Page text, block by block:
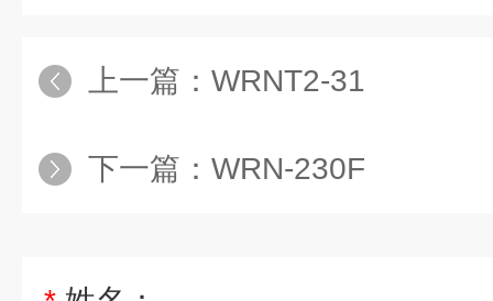
上一篇： WRNT2-31
下一篇： WRN-230F